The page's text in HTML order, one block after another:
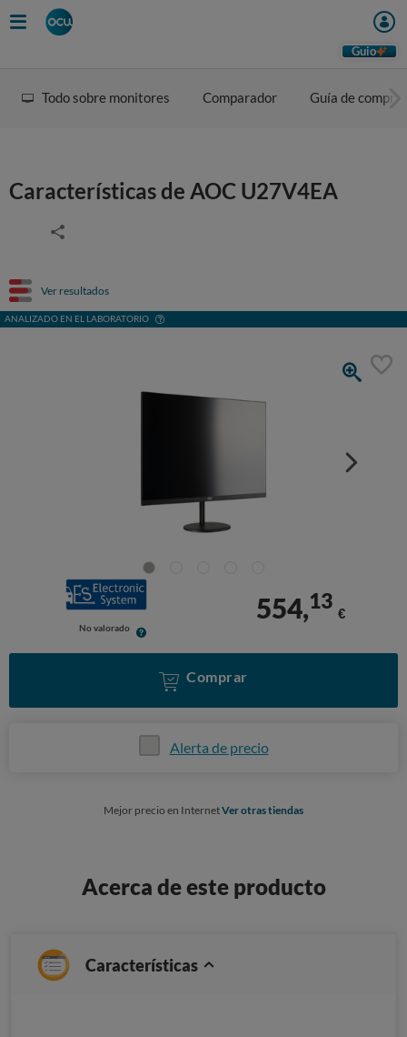
Guio
Todo sobre monitores Comparador Guía de compra
Características de AOC U27V4EA
Ver resultados
ANALIZADO EN EL LABORATORIO
No valorado
554,13
€
Comprar
Alerta de precio
Mejor precio en InternetVer otras tiendas
Acerca de este producto
Características